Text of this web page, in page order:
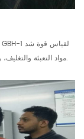
GBH-1 لقياس قوة شد
مواد التعبئة والتغليف، والاستطالة، والقوة عند الكسر والخواص الميكانيكية الأخرى.